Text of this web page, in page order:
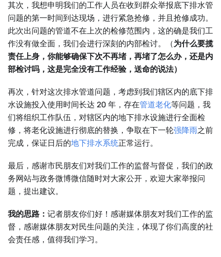
其次，我想申明我们的工作人员在收到群众举报底下排水管
问题的第一时间到达现场，进行紧急抢修，并且抢修成功。
此次出问题的管道不在上次的检修范围内，这的确是我们工
作没有做全面，我们会进行深刻的内部检讨。（为什么要揽
责任上身，你能够确保下次不再堵，再堵了怎么办，还是内
部检讨吗，这是完全没有工作经验，送命的说法）
再次，针对这次排水管道问题，考虑到我们辖区内的底下排
水设施投入使用时间长达 20 年，存在管道老化等问题，我
们将组织工作队伍，对辖区内的地下排水设施进行全面检
修，将老化设施进行彻底的替换，争取在下一轮强降雨之前
完成，保证日后的地下排水系统正常运行。
最后，感谢市民朋友们对我们工作的监督与督促，我们的政
务网站与政务微博微信随时对大家公开，欢迎大家举报问
题，提出建议。
我的思路： 记者朋友你们好！感谢媒体朋友对我们工作的监
督，感谢媒体朋友对民生问题的关注，体现了你们高度的社
会责任感，值得我们学习。